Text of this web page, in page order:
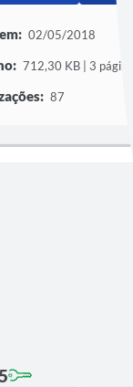
02/05/2018
712,30 KB | 3 páginas
87